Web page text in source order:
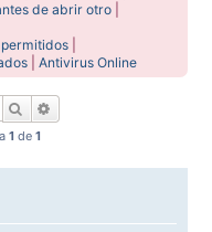
de abrir otro
|Antivirus Online
Buscar
1 de 1